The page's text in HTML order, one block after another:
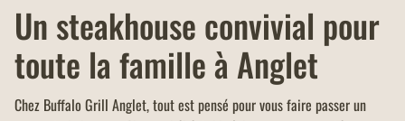
Un steakhouse convivial pour
toute la famille à Anglet
Chez Buffalo Grill Anglet, tout est pensé pour vous faire passer un